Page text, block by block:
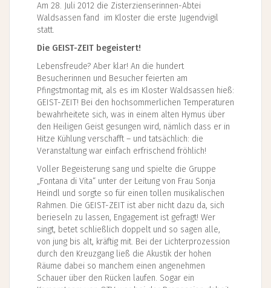
Am 28. Juli 2012 die Zisterzienserinnen-Abtei
Waldsassen fand im Kloster die erste Jugendvigil
statt.
Die GEIST-ZEIT begeistert!
Lebensfreude? Aber klar! An die hundert
Besucherinnen und Besucher feierten am
Pfingstmontag mit, als es im Kloster Waldsassen hieß:
GEIST-ZEIT! Bei den hochsommerlichen Temperaturen
bewahrheitete sich, was in einem alten Hymus über
den Heiligen Geist gesungen wird, nämlich dass er in
Hitze Kühlung verschafft – und tatsächlich: die
Veranstaltung war einfach erfrischend fröhlich!
Voller Begeisterung sang und spielte die Gruppe
„Fontana di Vita“ unter der Leitung von Frau Sonja
Heindl und sorgte so für einen tollen musikalischen
Rahmen. Die GEIST-ZEIT ist aber nicht dazu da, sich
berieseln zu lassen, Engagement ist gefragt! Wer
singt, betet schließlich doppelt und so sagen alle,
von jung bis alt, kräftig mit. Bei der Lichterprozession
durch den Kreuzgang ließ die Akustik der hohen
Räume dabei so manchem einen angenehmen
Schauer über den Rücken laufen. Sogar ein